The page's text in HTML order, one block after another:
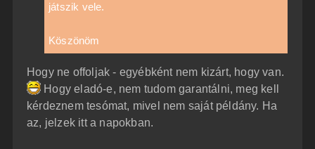
játszik vele.
Köszönöm
Hogy ne offoljak - egyébként nem kizárt, hogy van.
Hogy eladó-e, nem tudom garantálni, meg kell
kérdeznem tesómat, mivel nem saját példány. Ha
az, jelzek itt a napokban.